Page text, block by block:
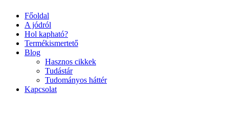
Főoldal
A jódról
Hol kapható?
Termékismertető
Blog
Hasznos cikkek
Tudástár
Tudományos háttér
Kapcsolat